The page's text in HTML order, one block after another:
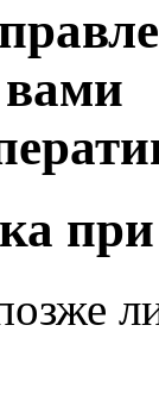
при